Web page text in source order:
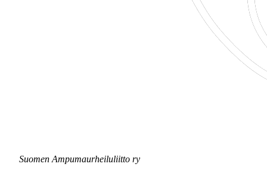
Suomen Ampumaurheiluliitto ry